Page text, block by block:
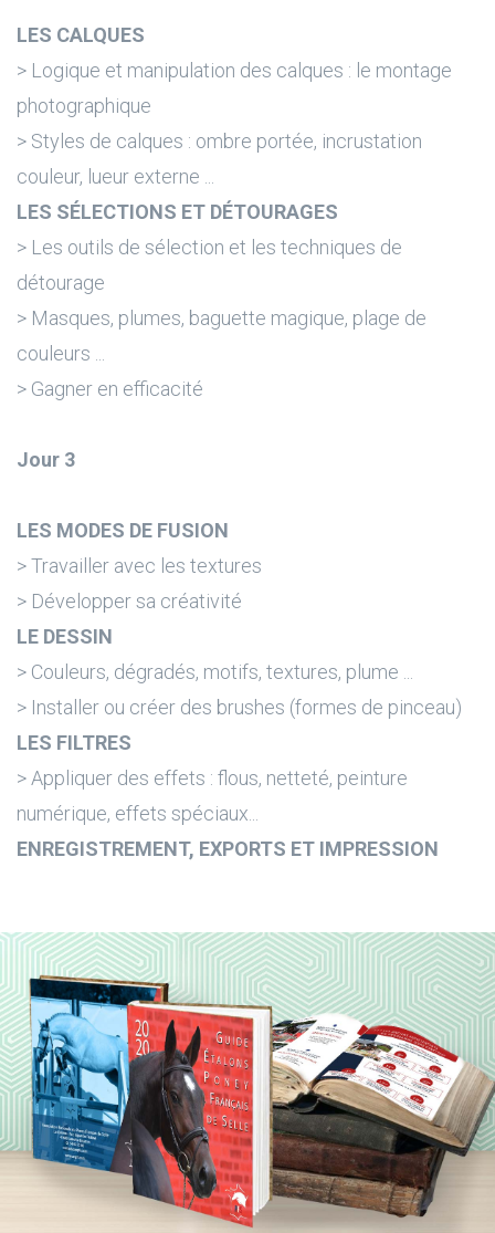
LES CALQUES
> Logique et manipulation des calques : le montage
photographique
> Styles de calques : ombre portée, incrustation
couleur, lueur externe ...
LES SÉLECTIONS ET DÉTOURAGES
> Les outils de sélection et les techniques de
détourage
> Masques, plumes, baguette magique, plage de
couleurs ...
> Gagner en efficacité
Jour 3
LES MODES DE FUSION
> Travailler avec les textures
> Développer sa créativité
LE DESSIN
> Couleurs, dégradés, motifs, textures, plume ...
> Installer ou créer des brushes (formes de pinceau)
LES FILTRES
> Appliquer des effets : flous, netteté, peinture
numérique, effets spéciaux...
ENREGISTREMENT, EXPORTS ET IMPRESSION